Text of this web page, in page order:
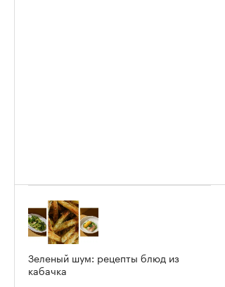
Зеленый шум: рецепты блюд из
кабачка